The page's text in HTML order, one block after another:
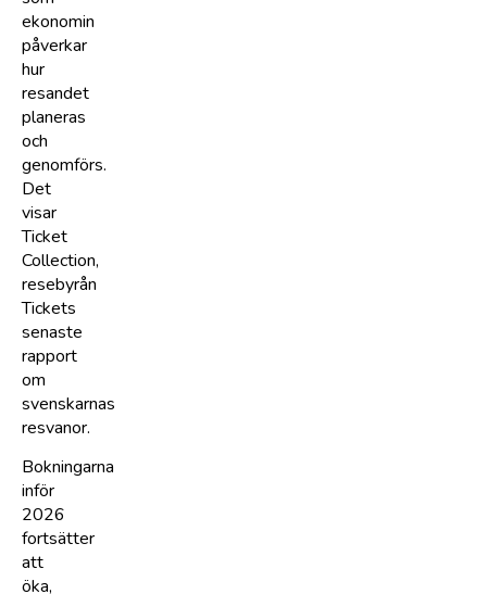
ekonomin
påverkar
hur
resandet
planeras
och
genomförs.
Det
visar
Ticket
Collection,
resebyrån
Tickets
senaste
rapport
om
svenskarnas
resvanor.
Bokningarna
inför
2026
fortsätter
att
öka,